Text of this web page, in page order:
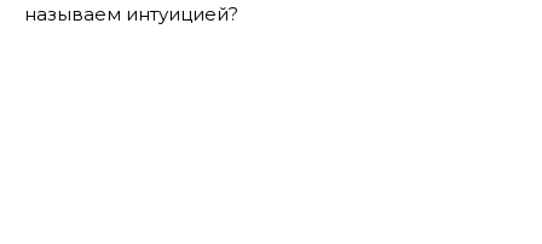
называем интуицией?